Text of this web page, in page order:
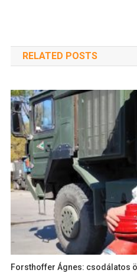
RELATED POSTS
Forsthoffer Ágnes: csodálatos